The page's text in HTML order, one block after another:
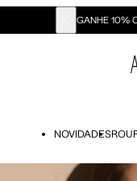
GANHE 10% OFF | Compre
NOVIDADES